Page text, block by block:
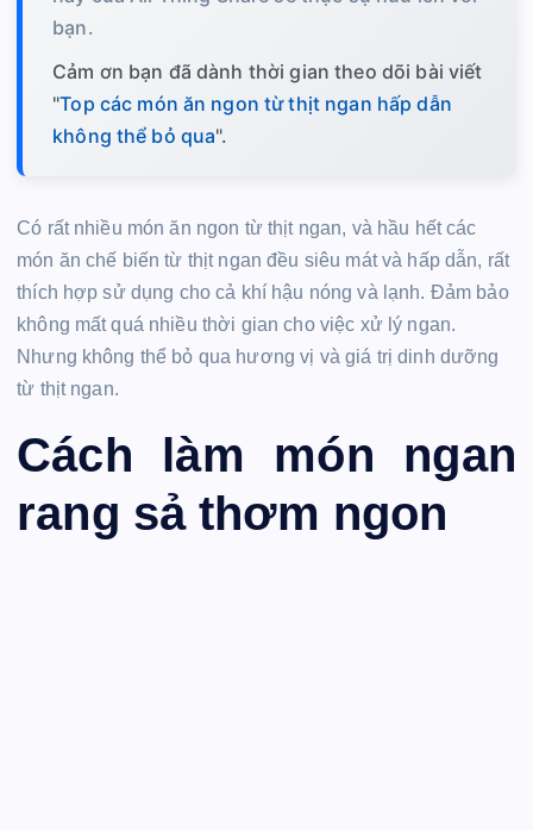
bạn.
Cảm ơn bạn đã dành thời gian theo dõi bài viết
"Top các món ăn ngon từ thịt ngan hấp dẫn
không thể bỏ qua".
Có rất nhiều món ăn ngon từ thịt ngan, và hầu hết các
món ăn chế biến từ thịt ngan đều siêu mát và hấp dẫn, rất
thích hợp sử dụng cho cả khí hậu nóng và lạnh. Đảm bảo
không mất quá nhiều thời gian cho việc xử lý ngan.
Nhưng không thể bỏ qua hương vị và giá trị dinh dưỡng
từ thịt ngan.
Cách làm món ngan
rang sả thơm ngon